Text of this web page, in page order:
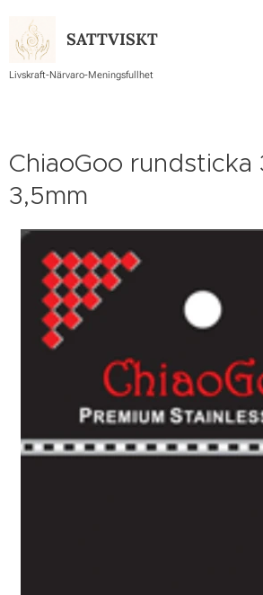
SATTVISKT
Livskraft-Närvaro-Meningsfullhet
ChiaoGoo rundsticka
3,5mm